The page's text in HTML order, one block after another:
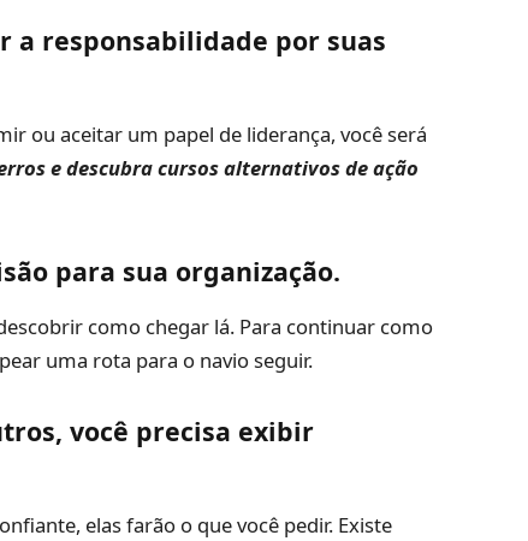
a responsabilidade por suas
ou aceitar um papel de liderança, você será
e descubra cursos alternativos de ação
para sua organização.
como chegar lá. Para continuar como
uma rota para o navio seguir.
você precisa exibir
elas farão o que você pedir. Existe